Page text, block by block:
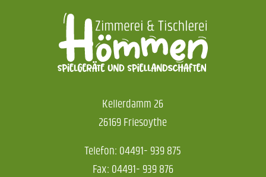
Kellerdamm 26
26169 Friesoythe
Telefon: 04491- 939 875
Fax: 04491- 939 876